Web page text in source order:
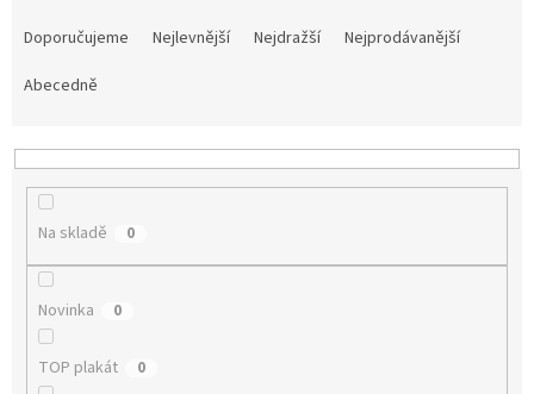
p
Doporučujeme Nejlevnější Nejdražší
Nejprodávanější
Abecedně
Na skladě 0
Novinka 0
TOP plakát 0